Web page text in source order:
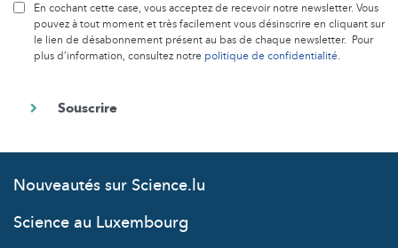
En cochant cette case, vous acceptez de recevoir notre newsletter. Vous
pouvez à tout moment et très facilement vous désinscrire en cliquant sur
le lien de désabonnement présent au bas de chaque newsletter. Pour
plus d’information, consultez notre politique de confidentialité.
Nouveautés sur Science.lu
Science au Luxembourg